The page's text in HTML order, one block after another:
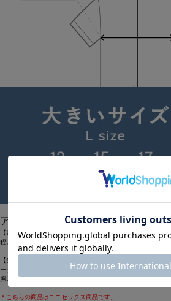
65cm
2
アイテム説明
【素材】
程よいストレッチ性とハリコシが特徴のボーダー生地を使った
【デザイン】程よいゆとりときめ過ぎないリラックスした雰
ーダー生地を組み合わせて。
胸元に「パーキー」の刺繍をさり気なく配置しました。
＊こちらの商品はユニセックス商品です。